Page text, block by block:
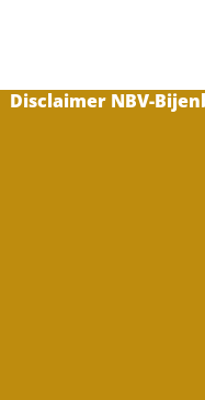
Disclaimer NBV-